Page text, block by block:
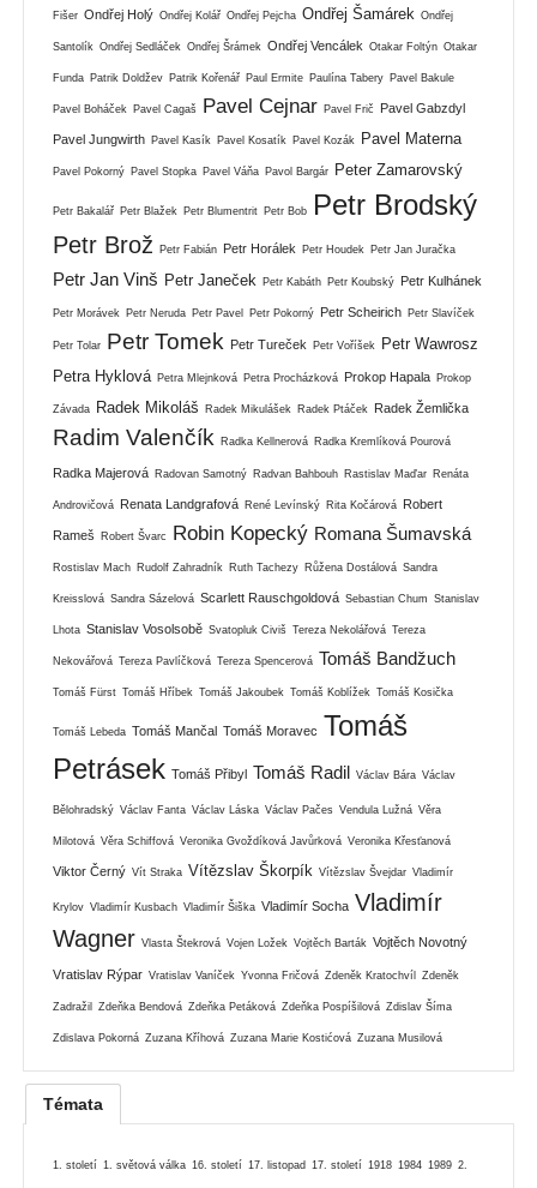
Fišer Ondřej Holý Ondřej Kolář Ondřej Pejcha Ondřej Šamárek Ondřej
Santolík Ondřej Sedláček Ondřej Šrámek Ondřej Vencálek Otakar Foltýn Otakar
Funda Patrik Doldžev Patrik Kořenář Paul Ermite Paulína Tabery Pavel Bakule
Pavel Boháček Pavel Cagaš Pavel Cejnar Pavel Frič Pavel Gabzdyl
Pavel Jungwirth Pavel Kasík Pavel Kosatík Pavel Kozák Pavel Materna
Pavel Pokorný Pavel Stopka Pavel Váňa Pavol Bargár Peter Zamarovský
Petr Bakalář Petr Blažek Petr Blumentrit Petr Bob Petr Brodský
Petr Brož Petr Fabián Petr Horálek Petr Houdek Petr Jan Juračka
Petr Jan Vinš Petr Janeček Petr Kabáth Petr Koubský Petr Kulhánek
Petr Morávek Petr Neruda Petr Pavel Petr Pokorný Petr Scheirich Petr Slavíček
Petr Tolar Petr Tomek Petr Tureček Petr Voříšek
Petr Wawrosz
Petra Hyklová Petra Mlejnková Petra Procházková Prokop Hapala Prokop
Závada Radek Mikoláš Radek Mikulášek Radek Ptáček Radek Žemlička
Radim Valenčík Radka Kellnerová Radka Kremlíková Pourová
Radka Majerová Radovan Samotný Radvan Bahbouh Rastislav Maďar Renáta
Androvičová Renata Landgrafová René Levínský Rita Kočárová Robert
Rameš Robert Švarc Robin Kopecký Romana Šumavská
Rostislav Mach Rudolf Zahradník Ruth Tachezy Růžena Dostálová Sandra
Kreisslová Sandra Sázelová Scarlett Rauschgoldová Sebastian Chum Stanislav
Lhota Stanislav Vosolsobě Svatopluk Civiš Tereza Nekolářová Tereza
Nekovářová Tereza Pavlíčková Tereza Spencerová Tomáš Bandžuch
Tomáš Fürst Tomáš Hříbek Tomáš Jakoubek Tomáš Koblížek Tomáš Kosička
Tomáš Lebeda Tomáš Mančal Tomáš Moravec Tomáš
Petrásek Tomáš Přibyl Tomáš Radil Václav Bára Václav
Bělohradský Václav Fanta Václav Láska Václav Pačes Vendula Lužná Věra
Milotová Věra Schiffová Veronika Gvoždíková Javůrková Veronika Křesťanová
Viktor Černý Vít Straka Vítězslav Škorpík Vítězslav Švejdar Vladimír
Krylov Vladimír Kusbach Vladimír Šiška Vladimír Socha Vladimír
Wagner Vlasta Štekrová Vojen Ložek Vojtěch Barták Vojtěch Novotný
Vratislav Rýpar Vratislav Vaníček Yvonna Fričová Zdeněk Kratochvíl Zdeněk
Zadražil Zdeňka Bendová Zdeňka Petáková Zdeňka Pospíšilová Zdislav Šíma
Zdislava Pokorná Zuzana Kříhová Zuzana Marie Kostićová Zuzana Musilová
Témata
1. století 1. světová válka 16. století 17. listopad 17. století 1918 1984 1989 2.